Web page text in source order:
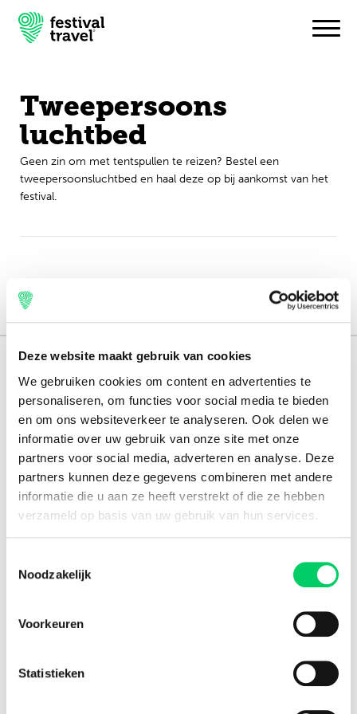
Deze website maakt gebruik van cookies
We gebruiken cookies om content en advertenties te
personaliseren, om functies voor social media te bieden
en om ons websiteverkeer te analyseren. Ook delen we
informatie over uw gebruik van onze site met onze
partners voor social media, adverteren en analyse. Deze
partners kunnen deze gegevens combineren met andere
informatie die u aan ze heeft verstrekt of die ze hebben
verzameld op basis van uw gebruik van hun services.
Noodzakelijk
Voorkeuren
Statistieken
Festivals
Travel
Experience
Contact
Tweepersoons
luchtbed
Geen zin om met tentspullen te reizen? Bestel een
tweepersoonsluchtbed en haal deze op bij aankomst van het
festival.
+15 years experience
8.8 from our
reviews
About us
Affiliate
Facebook Instagram